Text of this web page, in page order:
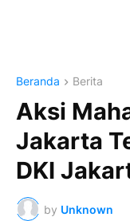
Beranda Berita
Aksi
Jakarta
DKI
by Unknown